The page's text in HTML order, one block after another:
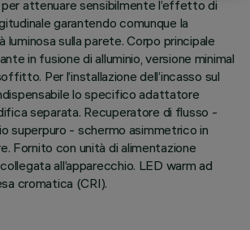
attenuare sensibilmente l’effetto di
garantendo comunque la
luminosa sulla parete. Corpo principale
in fusione di alluminio, versione minimal
Per l’installazione dell’incasso sul
lo specifico adattatore
separata. Recuperatore di flusso -
superpuro - schermo asimmetrico in
Fornito con unità di alimentazione
all’apparecchio. LED warm ad
cromatica (CRI).